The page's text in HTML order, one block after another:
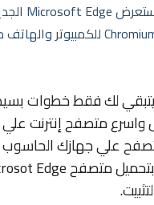
يتبقي لك فقط خطوات
متصفح إنترنت
علي جهازك الحاسوب